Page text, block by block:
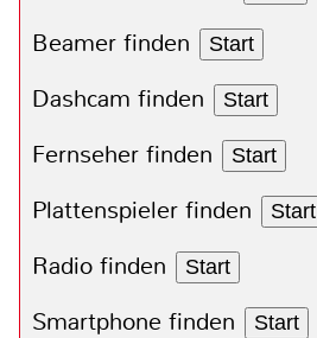
Beamer finden Start
Dashcam finden Start
Fernseher finden Start
Plattenspieler finden Start
Radio finden Start
Smartphone finden Start